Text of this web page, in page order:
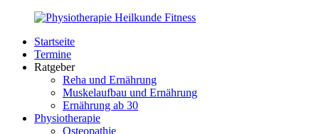
Zurück
Inhalt
PhysioMed-
Fit.de
Gesundheit
Startseite
Termine
Ratgeber
Reha und Ernährung
Muskelaufbau und Ernährung
Ernährung ab 30
Physiotherapie
Osteopathie